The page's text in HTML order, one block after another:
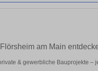
am Main
& gewerbliche Bauprojekte –